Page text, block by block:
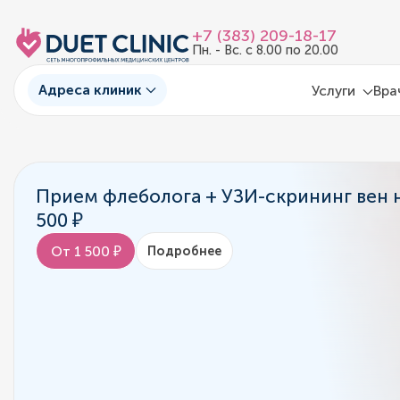
+7 (383) 209-18-17
Пн. - Вс. с 8.00 по 20.00
Адреса клиник Услуги
Прием флеболога + УЗИ-скрининг вен
500 ₽
От 1 500 ₽ Подробнее